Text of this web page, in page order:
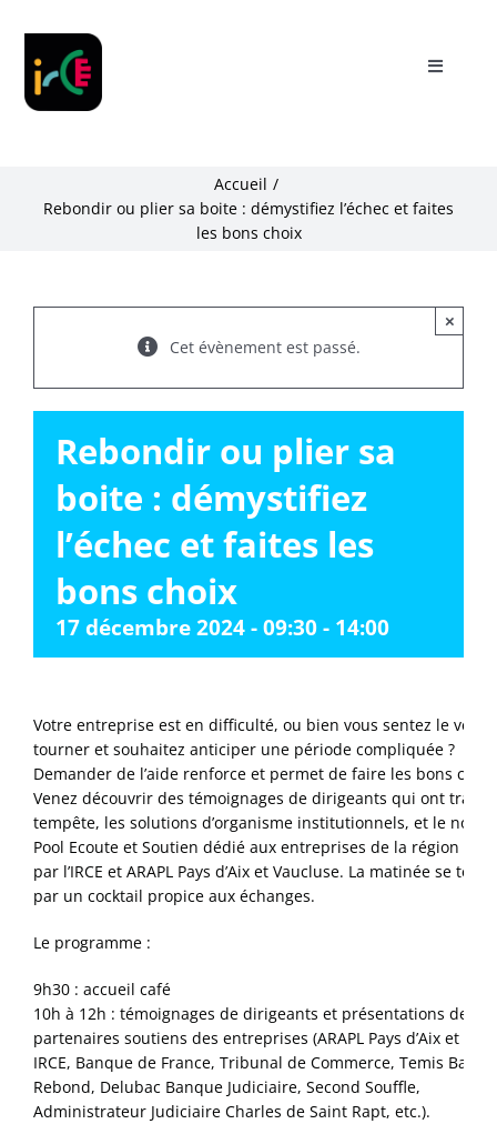
content
Toggle
My IRCE
Accueil
Rebondir ou plier sa boite : démystifiez l’échec et faites
les bons choix
Cet évènement est passé.
×
Rebondir ou plier sa
boite : démystifiez
l’échec et faites les
bons choix
17 décembre 2024 - 09:30 - 14:00
Votre entreprise est en difficulté, ou bien vous sentez le vent
tourner et souhaitez anticiper une période compliquée ?
Demander de l’aide renforce et permet de faire les bons
Venez découvrir des témoignages de dirigeants qui ont
tempête, les solutions d’organisme institutionnels, et le
Pool Ecoute et Soutien dédié aux entreprises de la région
par l’IRCE et ARAPL Pays d’Aix et Vaucluse. La matinée se
par un cocktail propice aux échanges.
Le programme :
9h30 : accueil café
10h à 12h : témoignages de dirigeants et présentations des
partenaires soutiens des entreprises (ARAPL Pays d’Aix et
IRCE, Banque de France, Tribunal de Commerce, Temis
Rebond, Delubac Banque Judiciaire, Second Souffle,
Administrateur Judiciaire Charles de Saint Rapt, etc.).